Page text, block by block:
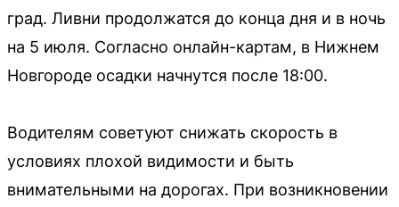
град. Ливни продолжатся до конца дня и в ночь
на 5 июля. Согласно онлайн-картам, в Нижнем
Новгороде осадки начнутся после 18:00.
Водителям советуют снижать скорость в
условиях плохой видимости и быть
внимательными на дорогах. При возникновении